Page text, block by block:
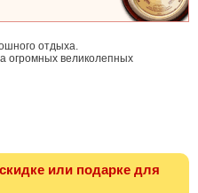
отдыха.
огромных великолепных
или подарке для